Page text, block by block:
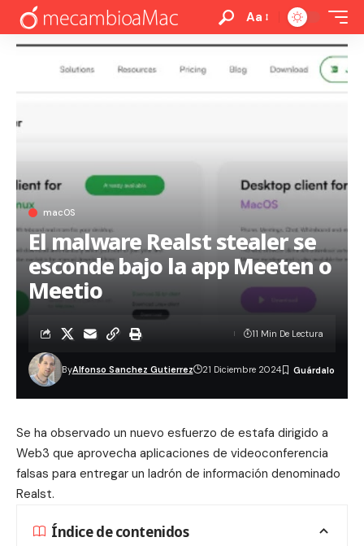
Aa
macOS
El malware Realst stealer se
esconde bajo la app Meeten o
Meetio
ByAlfonso Sanchez Gutierrez 21 Diciembre 2024
11 Min De Lectura
Se ha observado un nuevo esfuerzo de estafa dirigido a
Web3 que aprovecha aplicaciones de videoconferencia
falsas para entregar un ladrón de información denominado
Realst.
Índice de contenidos